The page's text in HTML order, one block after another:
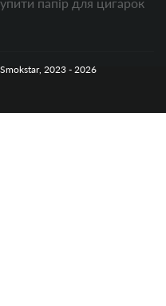
Smokstar, 2023 - 2026